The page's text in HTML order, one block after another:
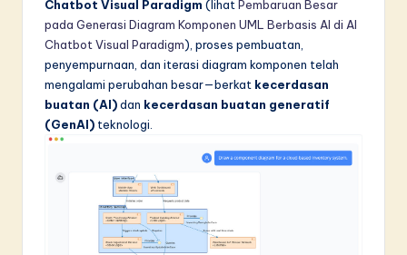
w
Chatbot Visual Paradigm (lihatPembaruan Besar
pada Generasi Diagram Komponen UML Berbasis AI di AI
Chatbot Visual Paradigm), proses pembuatan,
penyempurnaan, dan iterasi diagram komponen telah
mengalami perubahan besar—berkat kecerdasan
buatan (AI)dan kecerdasan buatan generatif
(GenAI) teknologi.